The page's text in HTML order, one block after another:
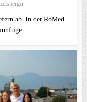
ab. In der RoMed-